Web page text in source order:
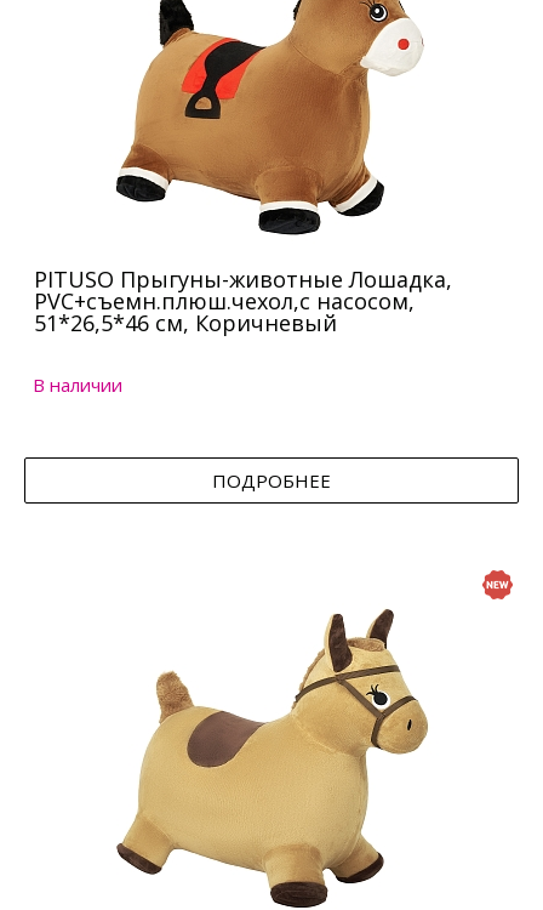
PITUSO Прыгуны-животные Лошадка,
PVC+съемн.плюш.чехол,с насосом,
51*26,5*46 см, Коричневый
В наличии
ПОДРОБНЕЕ